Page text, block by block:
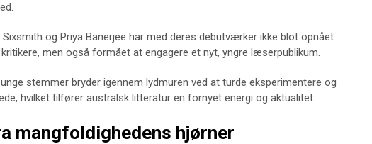
og Priya Banerjee har med deres debutværker ikke blot opnået
men også formået at engagere et nyt, yngre læserpublikum.
stemmer bryder igennem lydmuren ved at turde eksperimentere og
hvilket tilfører australsk litteratur en fornyet energi og aktualitet.
mangfoldighedens hjørner